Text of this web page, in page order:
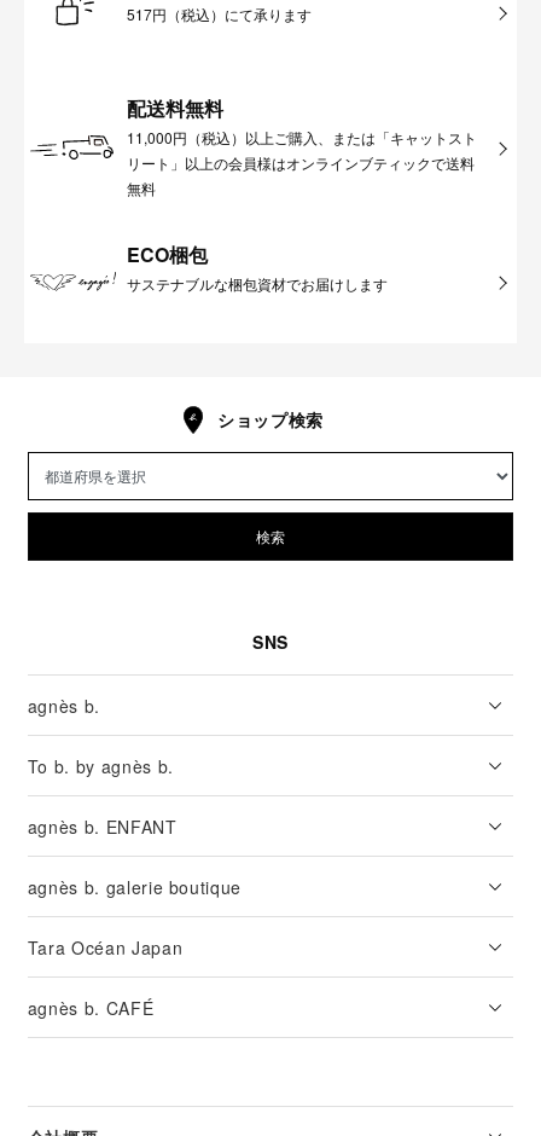
517円（税込）にて承ります
配送料無料
11,000円（税込）以上ご購入、または「キャットスト
リート」以上の会員様はオンラインブティックで送料
無料
ECO梱包
サステナブルな梱包資材でお届けします
ショップ検索
検索
SNS
agnès b.
To b. by agnès b.
agnès b. ENFANT
agnès b. galerie boutique
Tara Océan Japan
agnès b. CAFÉ